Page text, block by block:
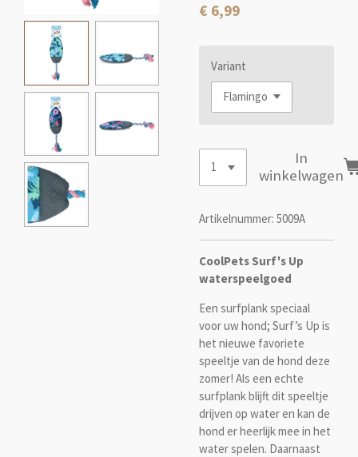
€ 6,99
Variant
In
winkelwagen
Artikelnummer: 5009A
CoolPets Surf's Up
waterspeelgoed
Een surfplank speciaal
voor uw hond; Surf’s Up is
het nieuwe favoriete
speeltje van de hond deze
zomer! Als een echte
surfplank blijft dit speeltje
drijven op water en kan de
hond er heerlijk mee in het
water spelen. Daarnaast